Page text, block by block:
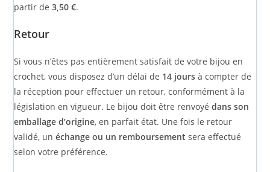
partir de3,50 €.
Retour
Si vous n’êtes pas entièrement satisfait de votre bijou en
crochet, vous disposez d’un délai de 14 jours à compter de
la réception pour effectuer un retour, conformément à la
législation en vigueur. Le bijou doit être renvoyédans son
emballage d’origine, en parfait état. Une fois le retour
validé, unéchange ou un remboursement sera effectué
selon votre préférence.